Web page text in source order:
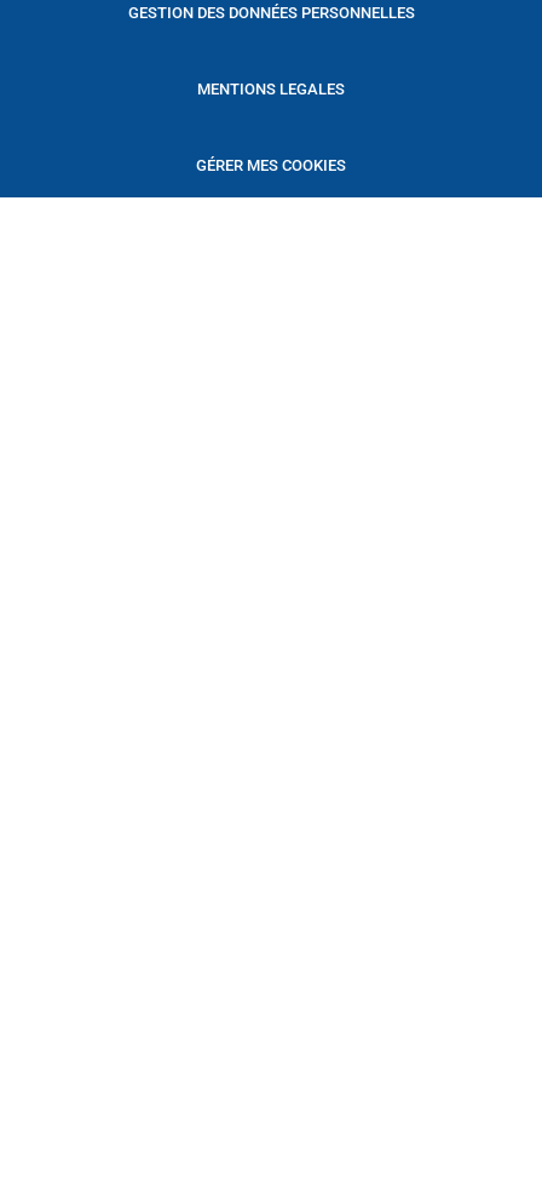
GESTION DES DONNÉES PERSONNELLES
MENTIONS LEGALES
GÉRER MES COOKIES